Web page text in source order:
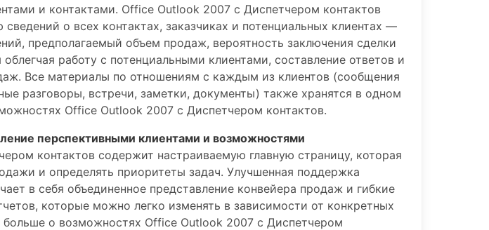
и контактами. Office Outlook 2007 с Диспетчером контактов
о всех контактах, заказчиках и потенциальных клиентах —
предполагаемый объем продаж, вероятность заключения сделки
работу с потенциальными клиентами, составление ответов и
Все материалы по отношениям с каждым из клиентов (сообщения
разговоры, встречи, заметки, документы) также хранятся в одном
Office Outlook 2007 с Диспетчером контактов.
перспективными клиентами и возможностями
контактов содержит настраиваемую главную страницу, которая
и определять приоритеты задач. Улучшенная поддержка
в себя объединенное представление конвейера продаж и гибкие
которые можно легко изменять в зависимости от конкретных
больше о возможностях Office Outlook 2007 с Диспетчером